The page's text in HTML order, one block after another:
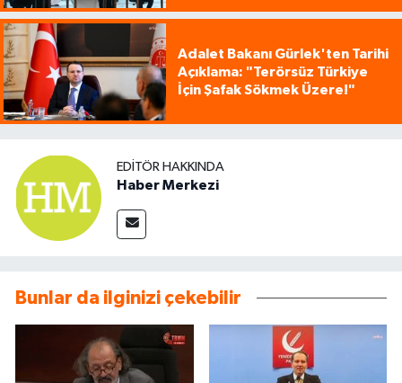
Adalet Bakanı Gürlek'ten Tarihi
Açıklama: "Terörsüz Türkiye
İçin Şafak Sökmek Üzere!"
EDITÖR HAKKINDA
Haber Merkezi
Bunlar da ilginizi çekebilir